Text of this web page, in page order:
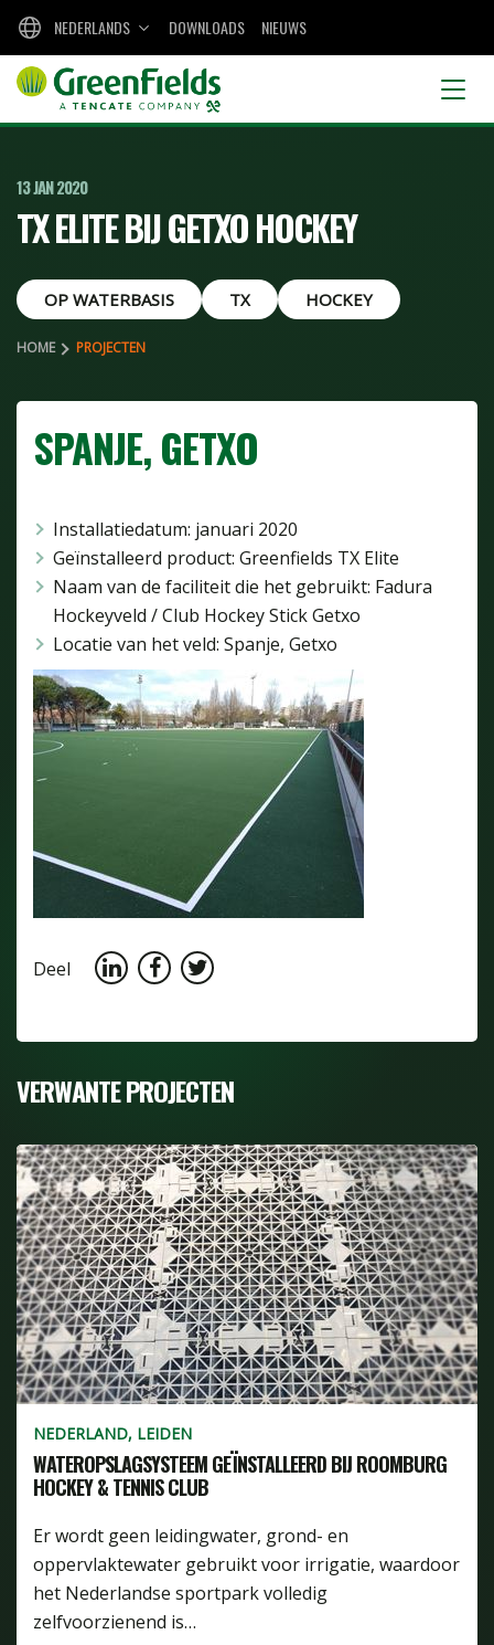
DOWNLOADS NIEUWS
NEDERLANDS
13 JAN 2020
TX ELITE BIJ GETXO HOCKEY
OP WATERBASIS TX HOCKEY
HOME PROJECTEN
SPANJE, GETXO
Installatiedatum: januari 2020
Geïnstalleerd product: Greenfields TX Elite
Naam van de faciliteit die het gebruikt: Fadura
Hockeyveld / Club Hockey Stick Getxo
Locatie van het veld: Spanje, Getxo
Deel
VERWANTE PROJECTEN
NEDERLAND, LEIDEN
WATEROPSLAGSYSTEEM GEÏNSTALLEERD BIJ ROOMBURG
HOCKEY & TENNIS CLUB
Er wordt geen leidingwater, grond- en
oppervlaktewater gebruikt voor irrigatie, waardoor
het Nederlandse sportpark volledig
zelfvoorzienend is…